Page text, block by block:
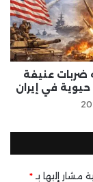
ضربات عنيفة
في إيران
مشار إليها بـ *